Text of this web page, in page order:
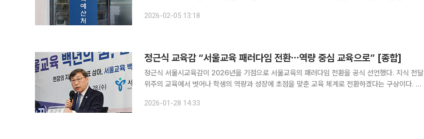
제를 악화시키고 있다"고 지적했다. 이어 “문제의 근본적인 해결 방안은 지속
2026-02-05 13:18
정근식 교육감 “서울교육 패러다임 전환⋯역량 중심 교육으로” [종합]
정근식 서울시교육감이 2026년을 기점으로 서울교육의 패러다임 전환을 공식 선언했다. 지식 전달
위주의 교육에서 벗어나 학생의 역량과 성장에 초점을 맞춘 교육 체계로 전환하겠다는 구상이다. 정
내용으로 △지식이해 중심 교육에서 역량 기반 교육으로의 전환 △하
2026-01-28 14:33